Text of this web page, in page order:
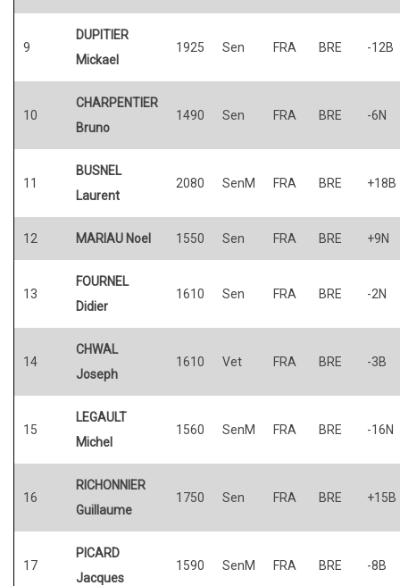
9
DUPITIER
Mickael
1925 Sen FRA BRE -12B
10
CHARPENTIER
Bruno
1490 Sen FRA BRE -6N
11
BUSNEL
Laurent
2080 SenM FRA BRE +18B
12 MARIAU Noel 1550 Sen FRA BRE +9N
13
FOURNEL
Didier
1610 Sen FRA BRE -2N
14
CHWAL
Joseph
1610 Vet FRA BRE -3B
15
LEGAULT
Michel
1560 SenM FRA BRE -16N
16
RICHONNIER
Guillaume
1750 Sen FRA BRE +15B
17
PICARD
Jacques
1590 SenM FRA BRE -8B